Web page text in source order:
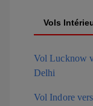
Vols
Vol Lucknow
Delhi
Vol Indore